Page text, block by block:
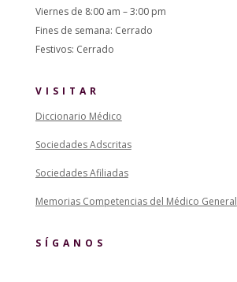
Viernes de 8:00 am – 3:00 pm
Fines de semana: Cerrado
Festivos: Cerrado
VISITAR
Diccionario Médico
Sociedades Adscritas
Sociedades Afiliadas
Memorias Competencias del Médico General
SÍGANOS